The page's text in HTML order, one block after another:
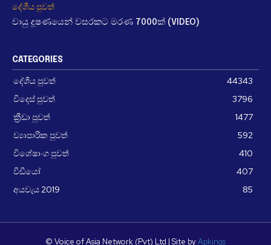
දේශීය පුවත්
වායු දූෂණයෙන් වසරකට මරණ 7000ක් (VIDEO)
CATEGORIES
දේශීය පුවත්
44343
විදෙස් පුවත්
3796
ක්‍රීඩා පුවත්
1477
ව්‍යාපාරික පුවත්
592
විශේෂාංග පුවත්
410
වීඩීයෝ
407
අයවැය 2019
85
© Voice of Asia Network (Pvt) Ltd | Site byApkings